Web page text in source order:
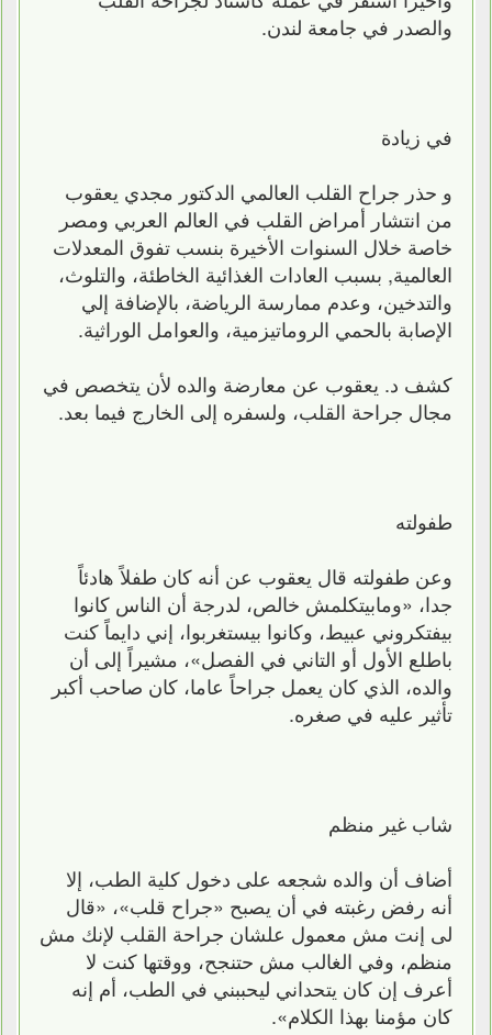
والصدر في جامعة لندن.
في زيادة
و حذر جراح القلب العالمي الدكتور مجدي يعقوب
من انتشار أمراض القلب في العالم العربي ومصر
خاصة خلال السنوات الأخيرة بنسب تفوق المعدلات
العالمية‏,‏ بسبب العادات الغذائية الخاطئة‏، والتلوث‏،‏
والتدخين‏، وعدم ممارسة الرياضة‏، بالإضافة إلي
الإصابة بالحمي الروماتيزمية‏، والعوامل الوراثية‏.‏
كشف د. يعقوب عن معارضة والده لأن يتخصص في
مجال جراحة القلب، ولسفره إلى الخارج فيما بعد.
طفولته
وعن طفولته قال يعقوب عن أنه كان طفلاً هادئاً
جدا، «ومابيتكلمش خالص، لدرجة أن الناس كانوا
بيفتكروني عبيط، وكانوا بيستغربوا، إني دايماً كنت
باطلع الأول أو التاني في الفصل»، مشيراً إلى أن
والده، الذي كان يعمل جراحاً عاما، كان صاحب أكبر
تأثير عليه في صغره.
شاب غير منظم
أضاف أن والده شجعه على دخول كلية الطب، إلا
أنه رفض رغبته في أن يصبح «جراح قلب»، «قال
لى إنت مش معمول علشان جراحة القلب لإنك مش
منظم، وفي الغالب مش حتنجح، ووقتها كنت لا
أعرف إن كان يتحداني ليحببني في الطب، أم إنه
كان مؤمنا بهذا الكلام».